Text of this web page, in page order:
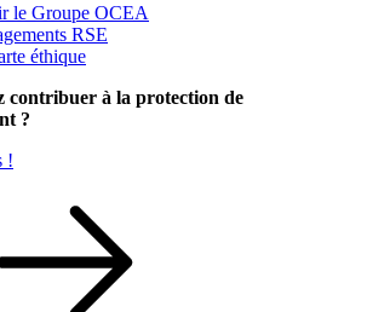
le Groupe OCEA
RSE
éthique
contribuer à la protection de
?
!